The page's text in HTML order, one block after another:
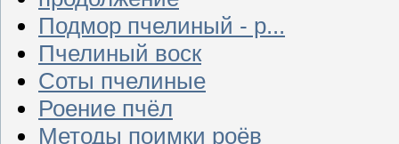
Подмор пчелиный - р...
Пчелиный воск
Соты пчелиные
Роение пчёл
Методы поимки роёв